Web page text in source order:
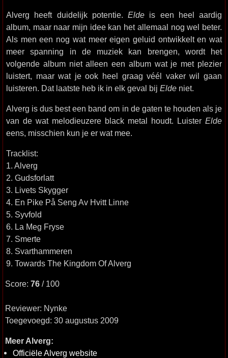
Alverg heeft duidelijk potentie. Elde is een heel aardig
album, maar naar mijn idee kan het allemaal nog wel beter.
Als men een nog wat meer eigen geluid ontwikkelt en wat
meer spanning in de muziek kan brengen, wordt het
volgende album niet alleen een album wat je met plezier
luistert, maar wat je ook heel graag véél vaker wil gaan
luisteren. Dat laatste heb ik in elk geval bij Elde niet.
Alverg is dus best een band om in de gaten te houden als je
van de wat melodieuzere black metal houdt. Luister Elde
eens, misschien kun je er wat mee.
Tracklist:
1. Alverg
2. Gudsforlatt
3. Livets Skygger
4. En Pike På Seng Av Hvitt Linne
5. Syvfold
6. La Meg Fryse
7. Smerte
8. Svarthammeren
9. Towards The Kingdom Of Alverg
Score: 76 / 100
Reviewer: Nynke
Toegevoegd: 30 augustus 2009
Meer Alverg:
Officiële Alverg website